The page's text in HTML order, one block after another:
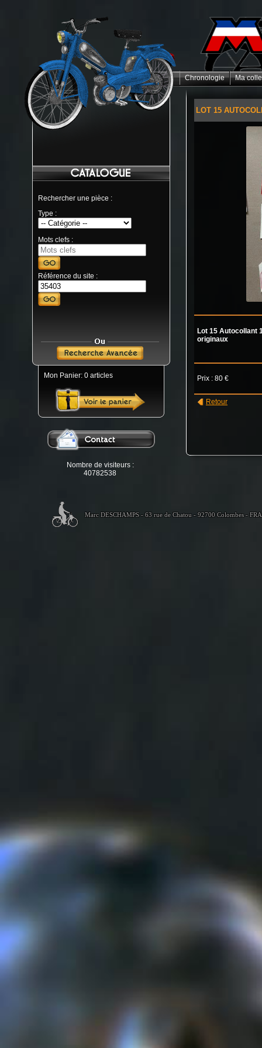
Rechercher une pièce :
Type :
Mots clefs :
Référence du site :
Mon Panier: 0 articles
Nombre de visiteurs :
40782538
Chronologie Ma
LOT 15
Lot 15 Autocollant
originaux
Prix : 80 €
Retour
Marc DESCHAMPS - 63 rue de Chatou - 92700 Colombes -